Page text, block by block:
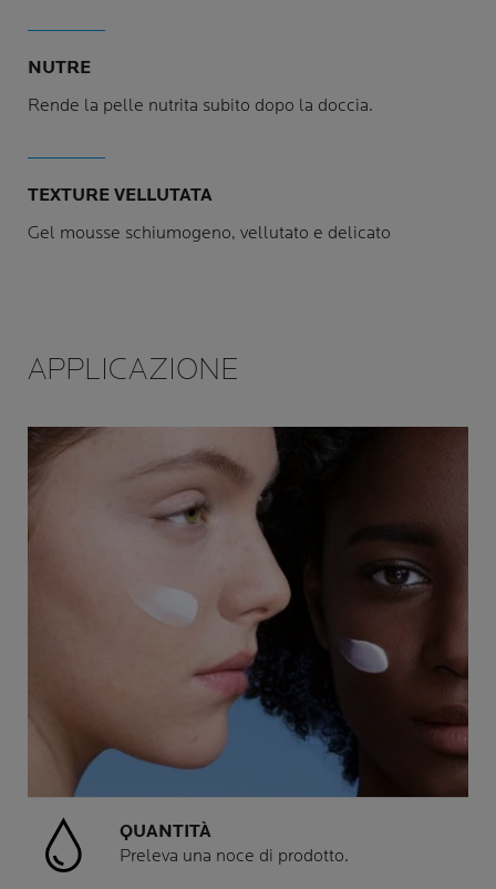
NUTRE
Rende la pelle nutrita subito dopo la doccia.
TEXTURE VELLUTATA
Gel mousse schiumogeno, vellutato e delicato
APPLICAZIONE
QUANTITÀ
Preleva una noce di prodotto.